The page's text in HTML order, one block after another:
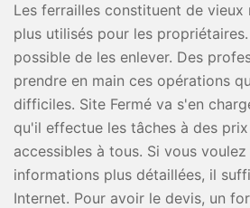
Les ferrailles constituent de vieux
plus utilisés pour les
possible de les enlever. Des
prendre en main ces opérations
difficiles. Site Fermé va s'en
qu'il effectue les tâches à des
accessibles à tous. Si vous
informations plus détaillées, il
Internet. Pour avoir le devis, un